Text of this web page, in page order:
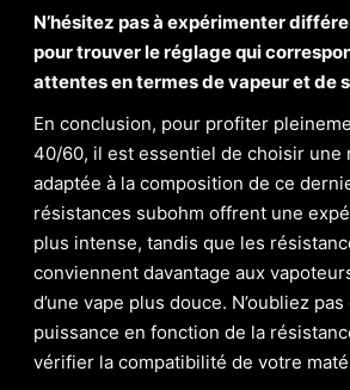
N’hésitez pas à expérimenter
pour trouver le réglage qui
attentes en termes de vapeur et de
En conclusion, pour profiter
40/60, il est essentiel de choisir une
adaptée à la composition de ce
résistances subohm offrent une
plus intense, tandis que les
conviennent davantage aux
d’une vape plus douce. N’oubliez pas
puissance en fonction de la
vérifier la compatibilité de votre